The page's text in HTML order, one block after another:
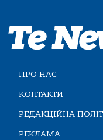
ПРО НАС
КОНТАКТИ
РЕДАКЦІЙНА
РЕКЛАМА